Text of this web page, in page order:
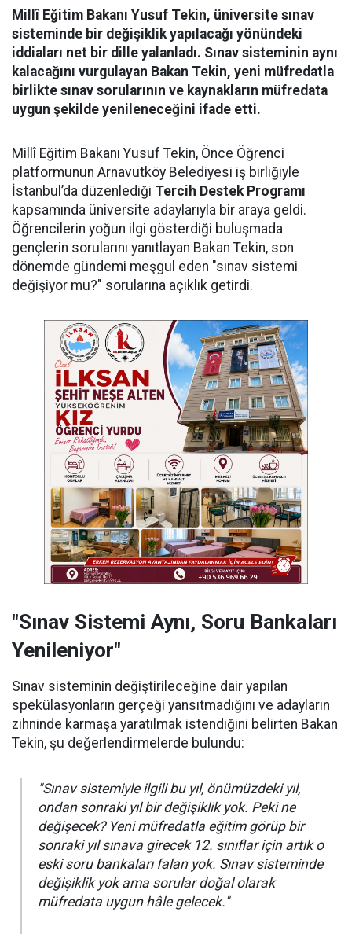
Millî Eğitim Bakanı Yusuf Tekin, üniversite sınav
sisteminde bir değişiklik yapılacağı yönündeki
iddiaları net bir dille yalanladı. Sınav sisteminin aynı
kalacağını vurgulayan Bakan Tekin, yeni müfredatla
birlikte sınav sorularının ve kaynakların müfredata
uygun şekilde yenileneceğini ifade etti.
Millî Eğitim Bakanı Yusuf Tekin, Önce Öğrenci
platformunun Arnavutköy Belediyesi iş birliğiyle
İstanbul’da düzenlediği Tercih Destek Programı
kapsamında üniversite adaylarıyla bir araya geldi.
Öğrencilerin yoğun ilgi gösterdiği buluşmada
gençlerin sorularını yanıtlayan Bakan Tekin, son
dönemde gündemi meşgul eden "sınav sistemi
değişiyor mu?" sorularına açıklık getirdi.
"Sınav Sistemi Aynı, Soru Bankaları
Yenileniyor"
Sınav sisteminin değiştirileceğine dair yapılan
spekülasyonların gerçeği yansıtmadığını ve adayların
zihninde karmaşa yaratılmak istendiğini belirten Bakan
Tekin, şu değerlendirmelerde bulundu:
"Sınav sistemiyle ilgili bu yıl, önümüzdeki yıl,
ondan sonraki yıl bir değişiklik yok. Peki ne
değişecek? Yeni müfredatla eğitim görüp bir
sonraki yıl sınava girecek 12. sınıflar için artık o
eski soru bankaları falan yok. Sınav sisteminde
değişiklik yok ama sorular doğal olarak
müfredata uygun hâle gelecek."